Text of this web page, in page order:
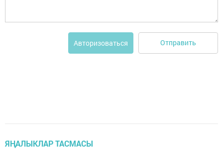
Авторизоваться Отправить
ЯҢАЛЫКЛАР ТАСМАСЫ